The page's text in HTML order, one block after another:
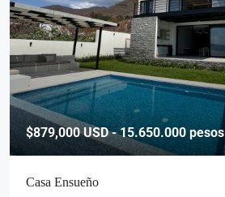
$879,000USD - 15.650.000 pesos
Casa Ensueño